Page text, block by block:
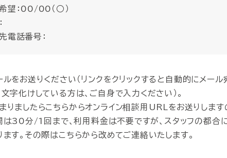
：00/00（○）
話番号：
ルをお送りください（リンクをクリックすると自動的にメー
字化けしている方は、ご自身で入力ください）。
りましたらこちらからオンライン相談用URLをお送りします
は30分/1回まで、利用料金は不要ですが、スタッフの都合
す。その際はこちらから改めてご連絡いたします。